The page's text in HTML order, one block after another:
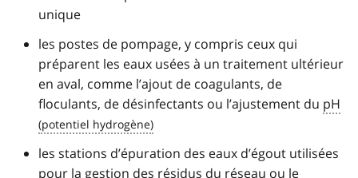
unique
les postes de pompage, y compris ceux qui
préparent les eaux usées à un traitement ultérieur
en aval, comme l’ajout de coagulants, de
floculants, de désinfectants ou l’ajustement du pH
les stations d’épuration des eaux d’égout utilisées
pour la gestion des résidus du réseau ou le